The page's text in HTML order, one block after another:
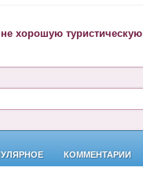
хорошую туристическую
КОММЕНТАРИИ